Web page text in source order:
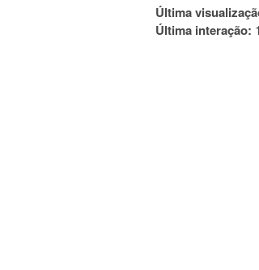
Última
Última interação: